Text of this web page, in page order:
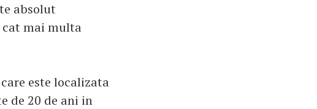
absolut
cat mai multa
este localizata
de 20 de ani in